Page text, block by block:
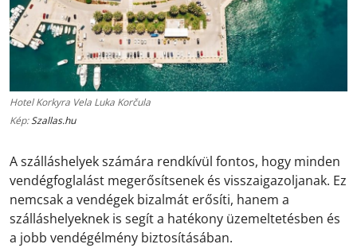
Hotel Korkyra Vela Luka Korčula
Kép:Szallas.hu
A szálláshelyek számára rendkívül fontos, hogy minden
vendégfoglalást megerősítsenek és visszaigazoljanak. Ez
nemcsak a vendégek bizalmát erősíti, hanem a
szálláshelyeknek is segít a hatékony üzemeltetésben és
a jobb vendégélmény biztosításában.